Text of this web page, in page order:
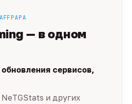
— в одном
сервисов,
и других